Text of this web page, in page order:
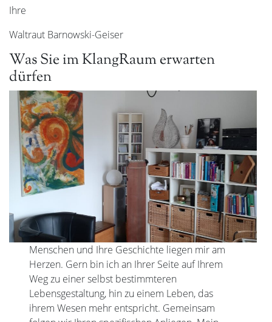
Ihre
Waltraut Barnowski-Geiser
Was Sie im KlangRaum erwarten
dürfen
Menschen und Ihre Geschichte liegen mir am
Herzen. Gern bin ich an Ihrer Seite auf Ihrem
Weg zu einer selbst bestimmteren
Lebensgestaltung, hin zu einem Leben, das
ihrem Wesen mehr entspricht. Gemeinsam